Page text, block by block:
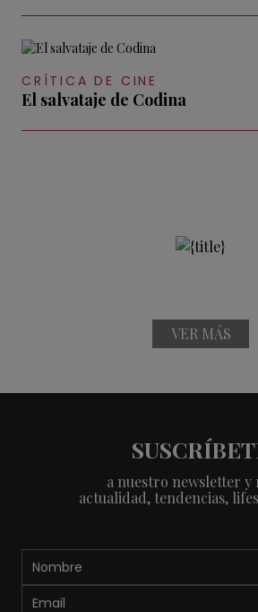
CRÍTICA DE CINE
El salvataje de Codina
VER MÁS
a nuestro newsletter y
actualidad, tendencias,